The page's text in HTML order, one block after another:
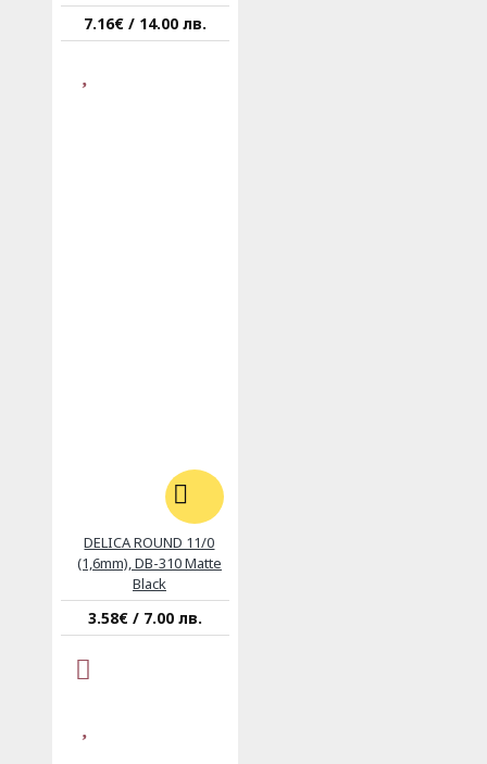
7.16€ / 14.00 лв.
DELICA ROUND 11/0
(1,6mm), DB-310 Matte
Black
3.58€ / 7.00 лв.